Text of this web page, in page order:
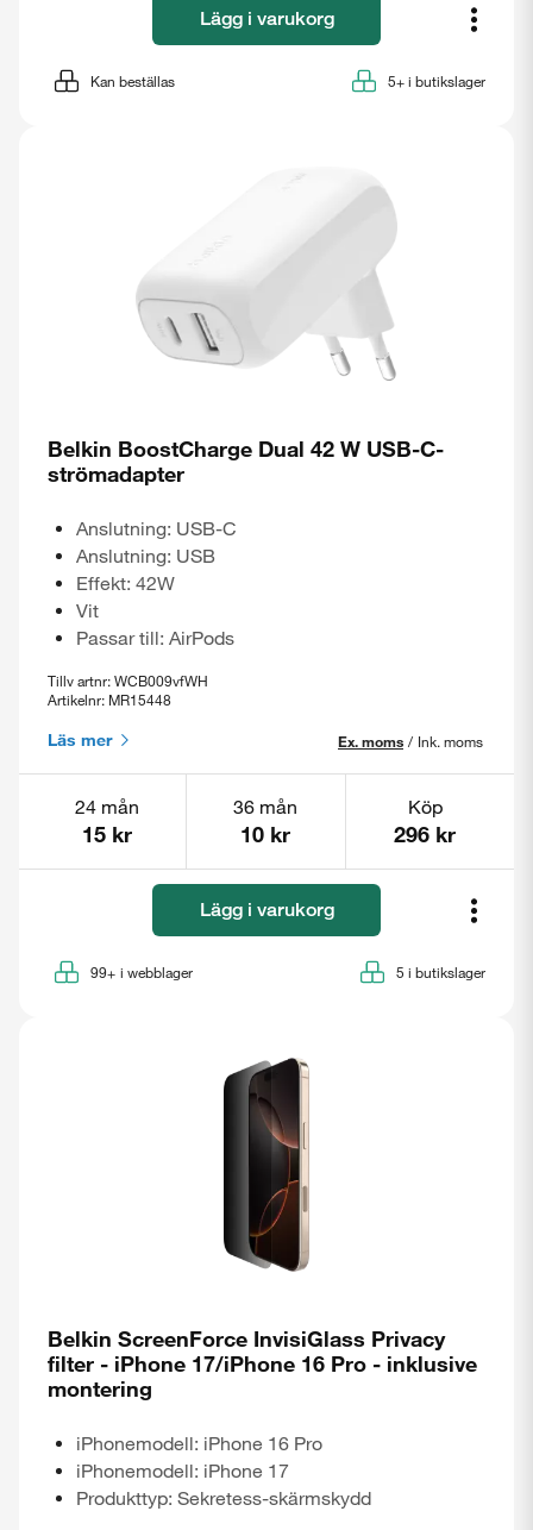
Lägg i varukorg
Kan beställas 5+ i butikslager
Belkin BoostCharge Dual 42 W USB-C-
strömadapter
Anslutning: USB-C
Anslutning: USB
Effekt: 42W
Vit
Passar till: AirPods
Tillv artnr: WCB009vfWH
Artikelnr: MR15448
Läs mer Ex. moms / Ink. moms
24 mån
15 kr
36 mån
10 kr
Köp
296 kr
Lägg i varukorg
99+ i webblager 5 i butikslager
Belkin ScreenForce InvisiGlass Privacy
filter - iPhone 17/iPhone 16 Pro - inklusive
montering
iPhonemodell: iPhone 16 Pro
iPhonemodell: iPhone 17
Produkttyp: Sekretess-skärmskydd